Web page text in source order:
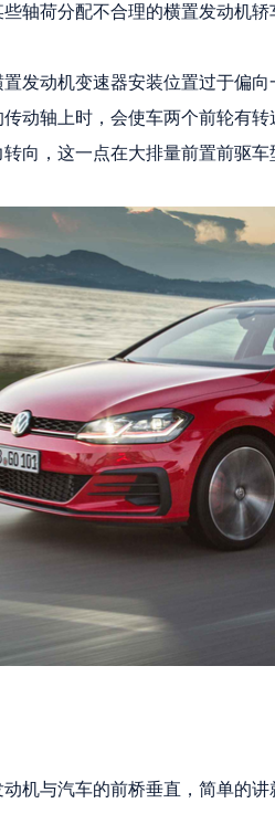
轴荷分配不合理的横置发动机
发动机变速器安装位置过于偏
动轴上时，会使车两个前轮有
向，这一点在大排量前置前驱
机与汽车的前桥垂直，简单的